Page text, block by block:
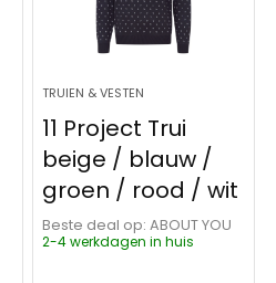
TRUIEN & VESTEN
11 Project Trui
beige / blauw /
groen / rood / wit
Beste deal op:
ABOUT YOU
2-4 werkdagen in huis